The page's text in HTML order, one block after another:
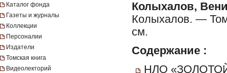
Каталог фонда
Газеты и журналы
Коллекции
Персоналии
Издатели
Томская книга
Видеолекторий
Колыхалов,
Колыхалов. —
см.
Содержание :
НЛО